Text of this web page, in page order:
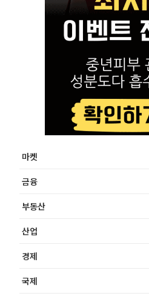
마켓
금융
부동산
산업
경제
국제